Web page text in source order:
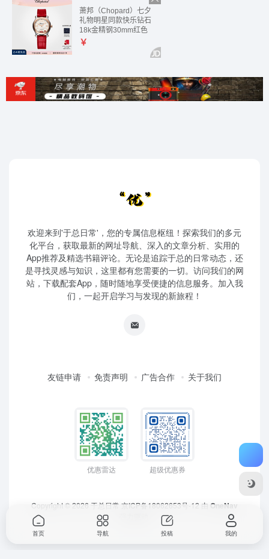
欢迎来到'于总日常'，您的专属信息枢纽！探索我们的多元
化平台，获取最新的网址导航、深入的文章分析、实用的
App推荐及精选书籍评论。无论是追踪于总的日常动态，还
是寻找灵感与知识，这里都有您需要的一切。访问我们的网
站，下载配套App，随时随地享受便捷的信息服务。加入我
们，一起开启学习与发现的新旅程！
友链申请 免责声明 广告合作 关于我们
优惠雷达 超级优惠券
Copyright © 2026 于总日常 京ICP备18062653号-12 由 OneNav
首页 导航 投稿 我的